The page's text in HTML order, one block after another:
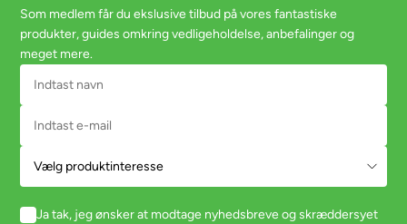
Som medlem får du ekslusive tilbud på vores fantastiske
produkter, guides omkring vedligeholdelse, anbefalinger og
meget mere.
Ja tak, jeg ønsker at modtage nyhedsbreve og skræddersyet